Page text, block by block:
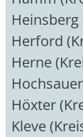
Heinsberg
Herford
Herne
Höxter
Kleve